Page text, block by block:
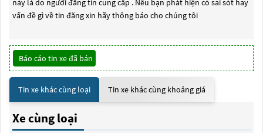
này là do người đăng tin cung cấp . Nếu bạn phát hiện có sai sót hay
vấn đề gì về tin đăng xin hãy thông báo cho chúng tôi
Báo cáo tin xe đã bán
Tin xe khác cùng loại Tin xe khác cùng khoảng giá
Xe cùng loại